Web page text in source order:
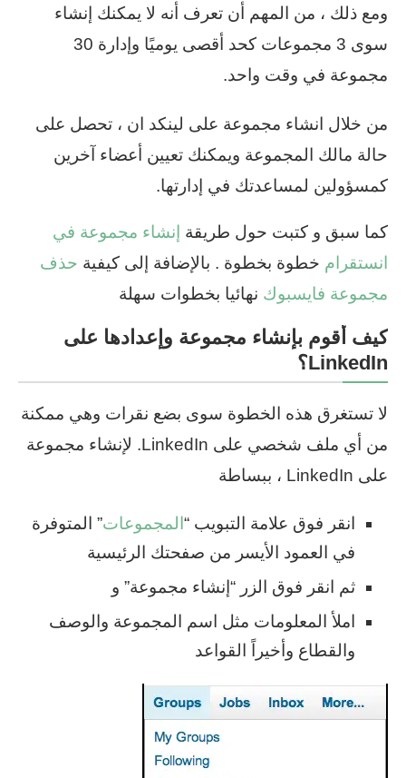
ومع ذلك ، من المهم أن تعرف أنه لا يمكنك إنشاء
سوى 3 مجموعات كحد أقصى يوميًا وإدارة 30
مجموعة في وقت واحد.
من خلال انشاء مجموعة على لينكد ان ، تحصل على
حالة مالك المجموعة ويمكنك تعيين أعضاء آخرين
كمسؤولين لمساعدتك في إدارتها.
كما سبق و كتبت حول طريقة إنشاء مجموعة في
انستقرام خطوة بخطوة . بالإضافة إلى كيفية حذف
مجموعة فايسبوك نهائيا بخطوات سهلة
كيف أقوم بإنشاء مجموعة وإعدادها على
LinkedIn؟
لا تستغرق هذه الخطوة سوى بضع نقرات وهي ممكنة
من أي ملف شخصي على LinkedIn. لإنشاء مجموعة
على LinkedIn ، ببساطة
انقر فوق علامة التبويب “ المجموعات” المتوفرة
في العمود الأيسر من صفحتك الرئيسية
ثم انقر فوق الزر “إنشاء مجموعة” و
املأ المعلومات مثل اسم المجموعة والوصف
والقطاع وأخيراً القواعد